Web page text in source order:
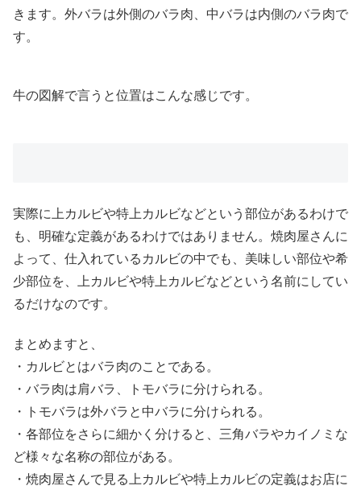
きます。外バラは外側のバラ肉、中バラは内側のバラ肉で
す。
牛の図解で言うと位置はこんな感じです。
実際に上カルビや特上カルビなどという部位があるわけで
も、 明確な定義があるわけではありません。焼肉屋さんに
よって、仕入れているカルビの中でも、美味しい部位や希
少部位を、上カルビや特上カルビなどという名前にしてい
るだけなのです。
まとめますと、
・カルビとはバラ肉のことである。
・バラ肉は肩バラ、トモバラに分けられる。
・トモバラは外バラと中バラに分けられる。
・各部位をさらに細かく分けると、三角バラやカイノミな
ど様々な名称の部位がある。
・焼肉屋さんで見る上カルビや特上カルビの定義はお店に